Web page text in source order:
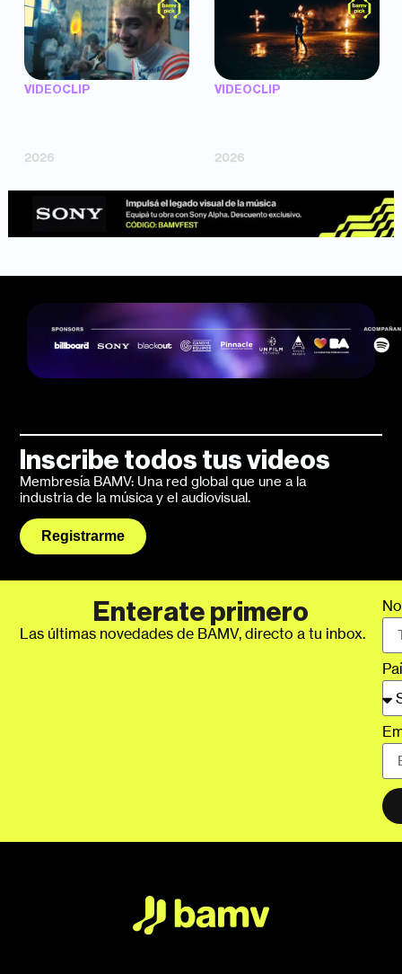
VIDEOCLIP
2026
VIDEOCLIP
2026
Inscribe todos tus videos
Membresía BAMV: Una red global que une a la
industria de la música y el audiovisual.
Registrarme
Enterate primero
Las últimas novedades de BAMV, directo a tu inbox.